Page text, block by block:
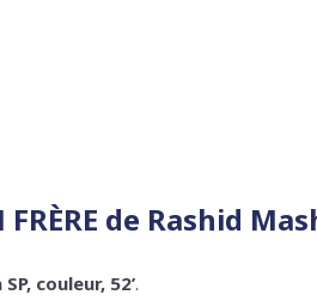
de Rashid
couleur, 52’.